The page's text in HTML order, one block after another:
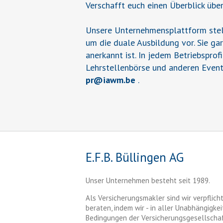
Verschafft euch einen Überblick
Unsere Unternehmensplattform
um die duale Ausbildung vor. Sie
anerkannt ist. In jedem
Lehrstellenbörse und anderen
pr@iawm.be .
E.F.B. Büllingen AG
Unser Unternehmen besteht seit 1989.
Als Versicherungsmakler sind wir
beraten, indem wir - in aller
Bedingungen der